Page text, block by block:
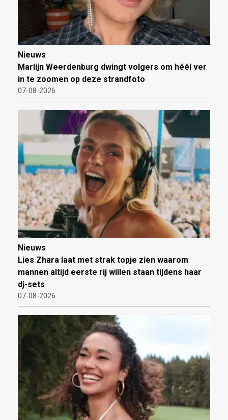
Nieuws
Marlijn Weerdenburg dwingt volgers om héél ver
in te zoomen op deze strandfoto
07-08-2026
Nieuws
Lies Zhara laat met strak topje zien waarom
mannen altijd eerste rij willen staan tijdens haar
dj-sets
07-08-2026